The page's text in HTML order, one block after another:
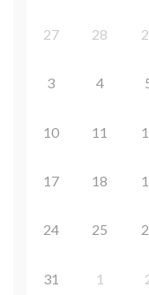
27 28
3 4
10 11
17 18
24 25
31 1